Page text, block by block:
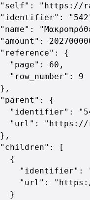
"self" :
"https://
"identifier" :
"name" :
"amount" :
"reference" :
{
"page" : 60 ,
"row_number" :
9
} ,
"parent" :
{
"identifier" :
"url" :
"https://
} ,
"children" :
[
{
"identifier" :
"url" :
}